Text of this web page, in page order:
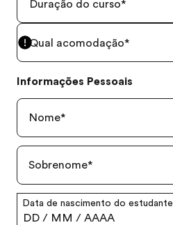
Duração do curso*
Qual acomodação*
Informações Pessoais
Nome*
Sobrenome*
Data de nascimento do estudante
DD / MM / AAAA